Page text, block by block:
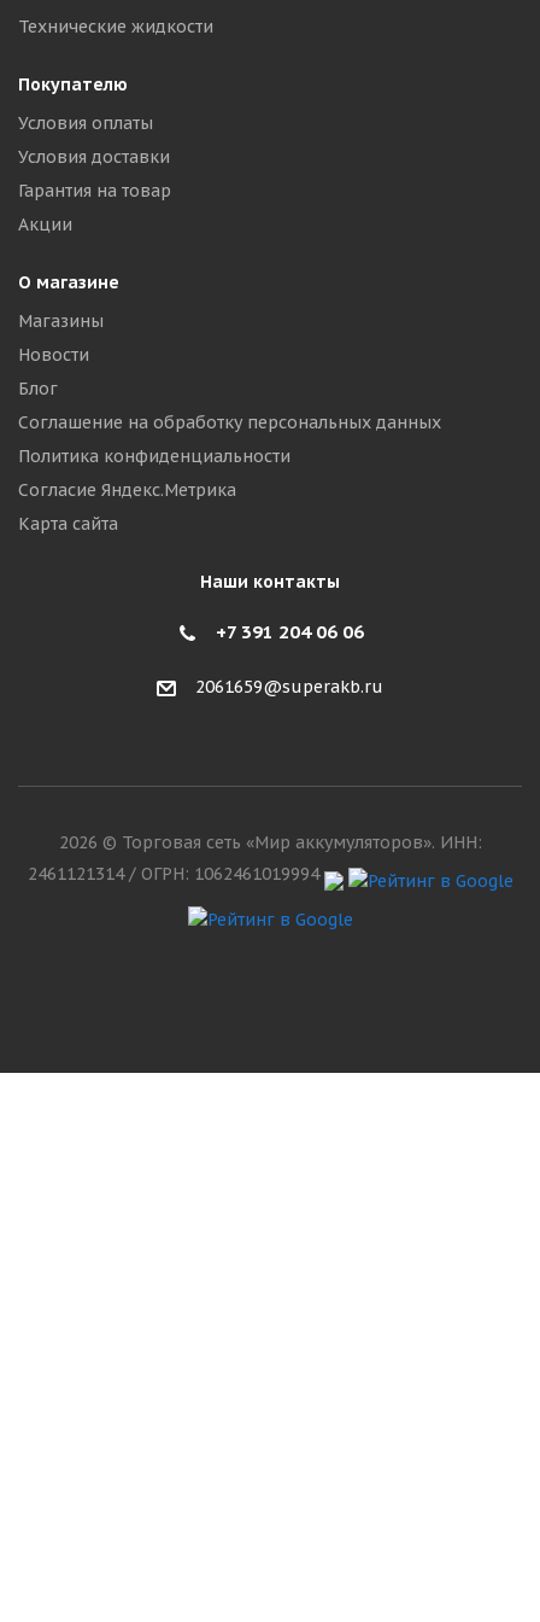
Технические жидкости
Покупателю
Условия оплаты
Условия доставки
Гарантия на товар
Акции
О магазине
Магазины
Новости
Блог
Соглашение на обработку персональных данных
Политика конфиденциальности
Согласие Яндекс.Метрика
Карта сайта
Наши контакты
+7 391 204 06 06
2061659@superakb.ru
2026 © Торговая сеть «Мир аккумуляторов». ИНН:
2461121314 / ОГРН: 1062461019994